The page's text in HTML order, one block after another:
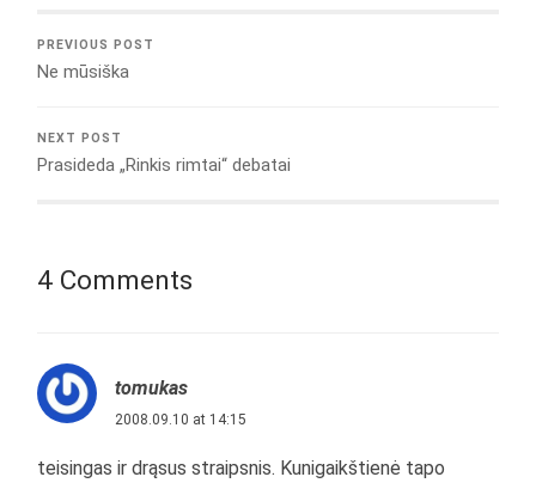
PREVIOUS POST
Ne mūsiška
NEXT POST
Prasideda „Rinkis rimtai“ debatai
4 Comments
tomukas
2008.09.10 at 14:15
teisingas ir drąsus straipsnis. Kunigaikštienė tapo